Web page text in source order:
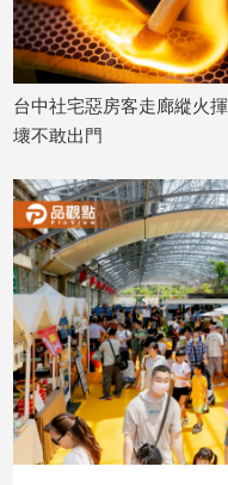
生
活
建
室
內
設
計
旅
遊/
美
食
星
座/
命
走廊縱火揮刀！住戶嚇